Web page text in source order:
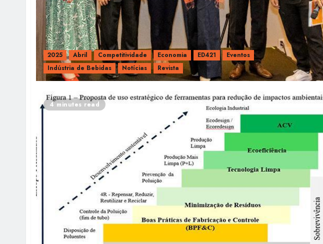
2025 Abril Competitividade Economia ED421
Eventos
Indústria de Bebidas
Notícias Revista
4 minutes read